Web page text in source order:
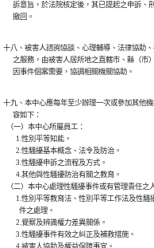
訴意旨，於法院核定後，其已提起之申訴
      撤回。
十八、被害人諮詢協談、心理輔導、法律協助
之服務，由被害人居所地之直轄市、縣（
      因事件個案需要，協調相關機關協助。
十九、本中心應每年至少辦理一次或參加其他
      容如下：
  （一）本中心所屬員工：
        1.性別平等知能。
        2.性騷擾基本概念、法令及防治。
        3.性騷擾申訴之流程及方式。
        4.其他與性騷擾防治有關之教育。
（二）本中心處理性騷擾事件或有管理責任之
1.性別平等教育法、性別平等工作法及性
          件之處理。
        2.覺察及辨識權力差異關係。
        3.性騷擾事件有效之糾正及補救措施。